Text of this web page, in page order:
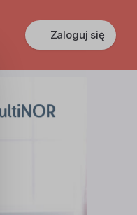
Zaloguj się